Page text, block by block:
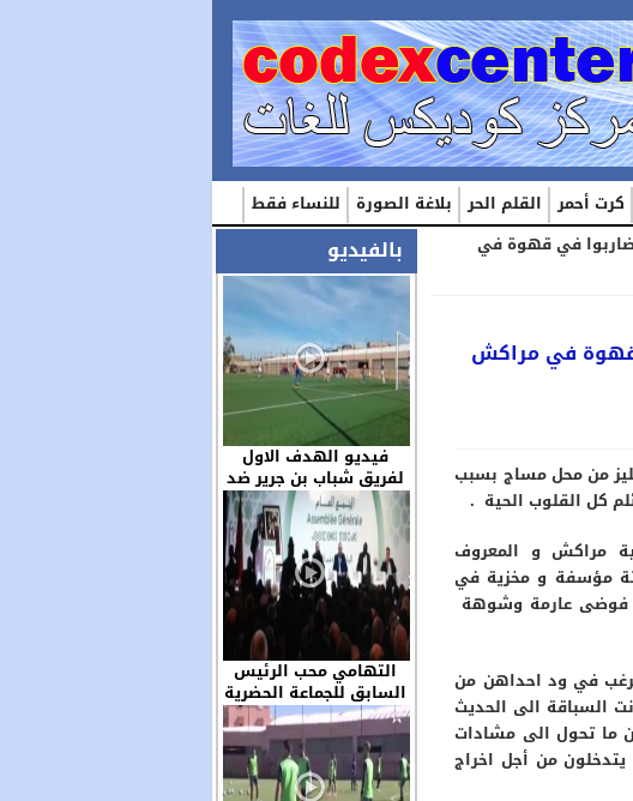
كرت أحمر القلم الحر بلاغة الصورة للنساء فقط
بالفيديو
فيديو الهدف الاول
لفريق شباب بن جرير ضد
مولودية العيون بكاميرا
الزميل عز الدين …
التهامي محب الرئيس
السابق للجماعة الحضرية
ابن جرير حاضر في الجمع
العام للجمعية المغربية
لرؤساء الجماعات الترابية
والشوهة : 2 بنات ضاربوا في قهوة في
ضاربوا في قهوة في مراكش
من محل مساج بسبب
كل القلوب الحية .
مراكش و المعروف
مؤسفة و مخزية في
فوضى عارمة وشوهة
في ود احداهن من
السباقة الى الحديث
ما تحول الى مشادات
من أجل اخراج